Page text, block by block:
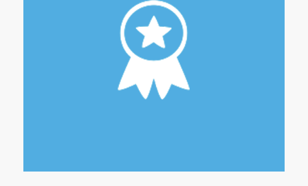
Gardiennage des clés OFFERT
Aucun frais d’inscription
Rapport d’activité mensuel